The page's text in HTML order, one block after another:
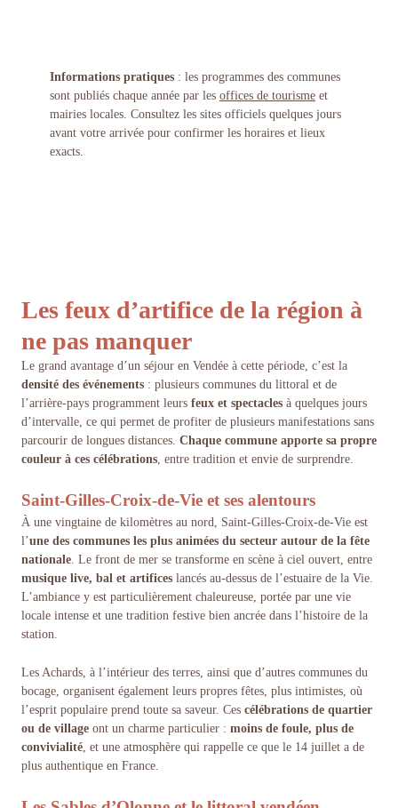
Informations pratiques : les programmes des communes
sont publiés chaque année par les offices de tourisme et
mairies locales. Consultez les sites officiels quelques jours
avant votre arrivée pour confirmer les horaires et lieux
exacts.
Les feux d’artifice de la région à
ne pas manquer
Le grand avantage d’un séjour en Vendée à cette période, c’est la
densité des événements : plusieurs communes du littoral et de
l’arrière-pays programment leurs feux et spectacles à quelques jours
d’intervalle, ce qui permet de profiter de plusieurs manifestations sans
parcourir de longues distances. Chaque commune apporte sa propre
couleur à ces célébrations , entre tradition et envie de surprendre.
Saint-Gilles-Croix-de-Vie et ses alentours
À une vingtaine de kilomètres au nord, Saint-Gilles-Croix-de-Vie est
l’une des communes les plus animées du secteur autour de la fête
nationale . Le front de mer se transforme en scène à ciel ouvert, entre
musique live, bal et artifices lancés au-dessus de l’estuaire de la Vie.
L’ambiance y est particulièrement chaleureuse, portée par une vie
locale intense et une tradition festive bien ancrée dans l’histoire de la
station.
Les Achards, à l’intérieur des terres, ainsi que d’autres communes du
bocage, organisent également leurs propres fêtes, plus intimistes, où
l’esprit populaire prend toute sa saveur. Ces célébrations de quartier
ou de village ont un charme particulier : moins de foule, plus de
convivialité , et une atmosphère qui rappelle ce que le 14 juillet a de
plus authentique en France.